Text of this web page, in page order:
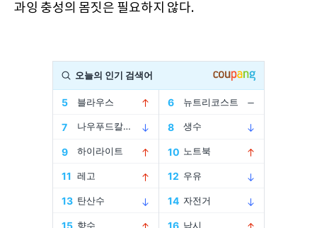
과잉 충성의 몸짓은 필요하지 않다.